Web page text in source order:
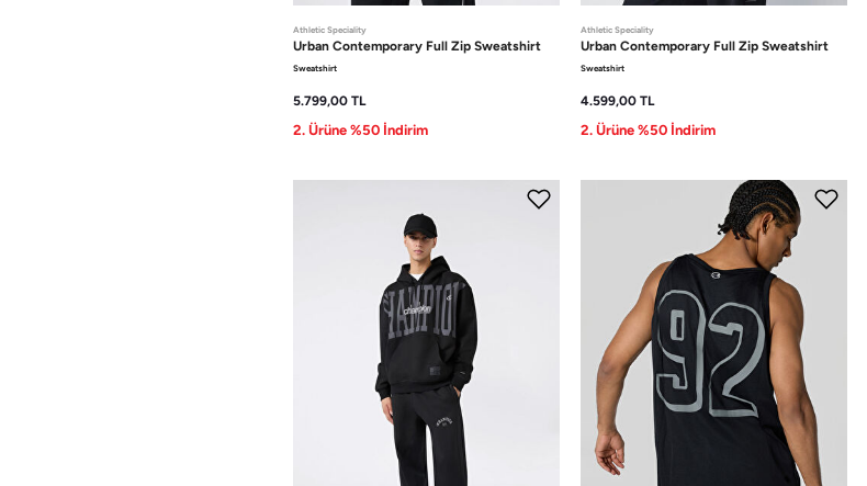
Athletic Speciality
Urban Contemporary Full Zip Sweatshirt
Sweatshirt
5.799,00 TL
2. Ürüne %50 İndirim
Athletic Speciality
Urban Contemporary Full Zip Sweatshirt
Sweatshirt
4.599,00 TL
2. Ürüne %50 İndirim